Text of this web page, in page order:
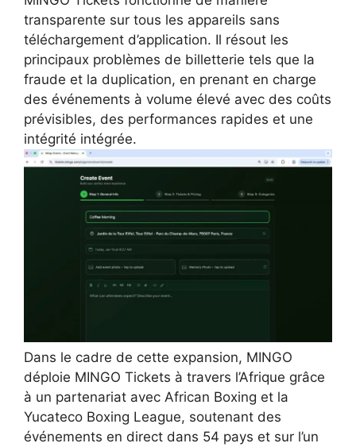
transparente sur tous les appareils sans
téléchargement d’application. Il résout les
principaux problèmes de billetterie tels que la
fraude et la duplication, en prenant en charge
des événements à volume élevé avec des coûts
prévisibles, des performances rapides et une
intégrité intégrée.
Dans le cadre de cette expansion, MINGO
déploie MINGO Tickets à travers l’Afrique grâce
à un partenariat avec African Boxing et la
Yucateco Boxing League, soutenant des
événements en direct dans 54 pays et sur l’un